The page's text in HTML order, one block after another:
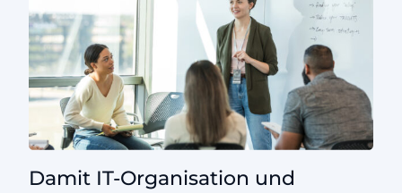
Damit IT-Organisation und